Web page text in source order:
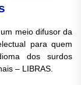
meio difusor da
para quem
dos surdos
– LIBRAS.